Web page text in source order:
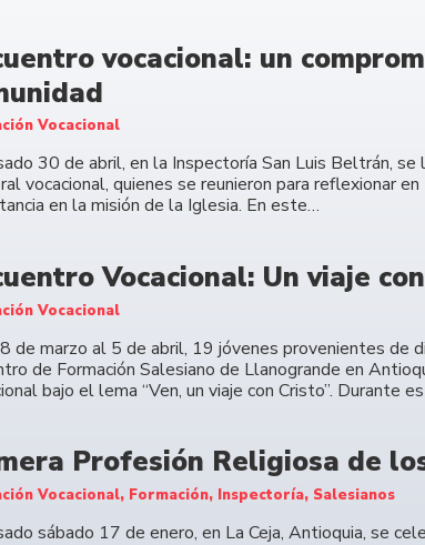
vocacional: un
Vocacional
30 de abril, en la Inspectoría San Luis Beltrán,
vocacional, quienes se reunieron para reflexionar
en la misión de la Iglesia. En este…
Vocacional: Un viaje
Vocacional
de marzo al 5 de abril, 19 jóvenes provenientes de
de Formación Salesiano de Llanogrande en
bajo el lema “Ven, un viaje con Cristo”. Durante
Profesión Religiosa de
Vocacional, Formación, Inspectoría, Salesianos
sábado 17 de enero, en La Ceja, Antioquia, se